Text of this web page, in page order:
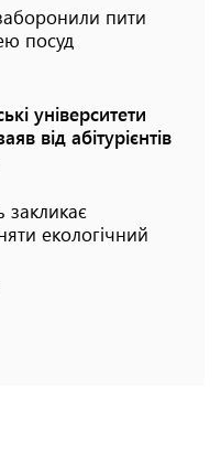
пити
посуд
університети
від абітурієнтів
закликає
екологічний